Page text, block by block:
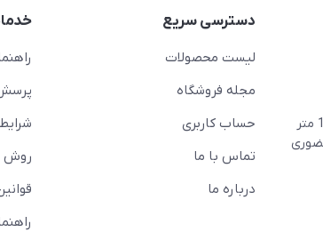
بوشهر - چهار راه تامین اجتماعی به سمت ریشهر ، 100 متر
دسترسی سریع
لیست محصولات
مجله فروشگاه
حساب کاربری
تماس با ما
درباره ما
روش